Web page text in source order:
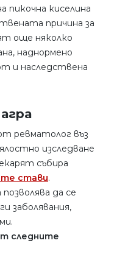
киселина
причина за
още няколко
наднормено
и наследствена
ревматолог въз
изследване
събира
стави.
да се
заболявания,
следните